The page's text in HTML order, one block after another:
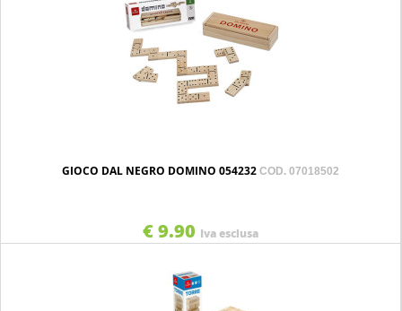
GIOCO DAL NEGRO DOMINO 054232 COD. 07018502
€ 9.90 Iva esclusa